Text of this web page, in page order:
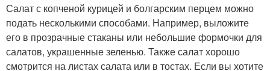
Салат с копченой курицей и болгарским перцем можно
подать несколькими способами. Например, выложите
его в прозрачные стаканы или небольшие формочки для
салатов, украшенные зеленью. Также салат хорошо
смотрится на листах салата или в тостах. Если вы хотите